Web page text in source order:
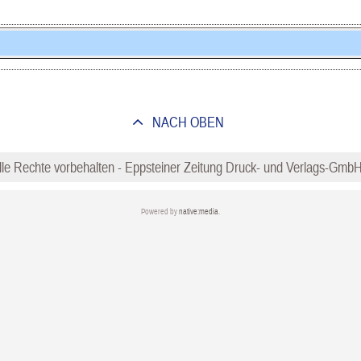
NACH OBEN
Rechte vorbehalten - Eppsteiner Zeitung Druck- und Verlags-GmbH
Powered bynative:media.